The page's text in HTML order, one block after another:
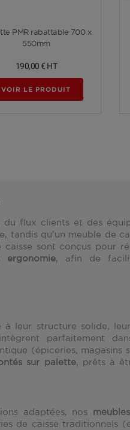
Voir plus
PMR rabattable 700 x
550mm
190,00 € HT
VOIR LE PRODUIT
flux clients et des
tandis qu’un meuble de
sont conçus pour
ergonomie, afin de
leur structure solide,
parfaitement
(épiceries, magasins
sur palette, prêts à
adaptées, nos
de caisse traditionnels